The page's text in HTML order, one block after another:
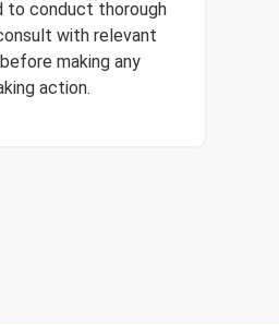
to conduct thorough
with relevant
making any
action.